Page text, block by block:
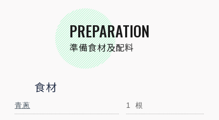
PREPARATION
準備食材及配料
食材
青蔥 1 根
小磨坊精選調味
小磨坊玫瑰鹽 適量